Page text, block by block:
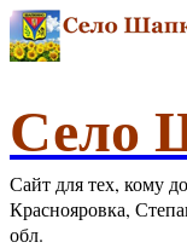
Село
Сайт для тех, кому
Краснояровка,
обл.